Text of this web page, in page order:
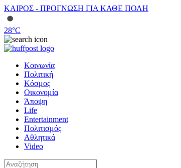
ΚΑΙΡΟΣ - ΠΡΟΓΝΩΣΗ ΓΙΑ ΚΑΘΕ ΠΟΛΗ
28°C
Κοινωνία
Πολιτική
Κόσμος
Οικονομία
Άποψη
Life
Entertainment
Πολιτισμός
Αθλητικά
Video